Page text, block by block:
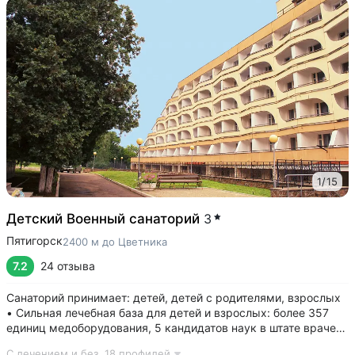
1/15
Детский Военный санаторий 3
Пятигорск2400 м до Цветника
7.2 24 отзыва
Санаторий принимает: детей, детей с родителями, взрослых
• Сильная лечебная база для детей и взрослых: более 357
единиц медоборудования, 5 кандидатов наук в штате врачей,